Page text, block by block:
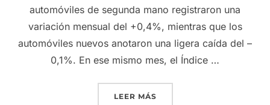
automóviles de segunda mano registraron una
variación mensual del +0,4%, mientras que los
automóviles nuevos anotaron una ligera caída del –
0,1%. En ese mismo mes, el Índice …
LEER MÁS«EL VEHÍCULO DE